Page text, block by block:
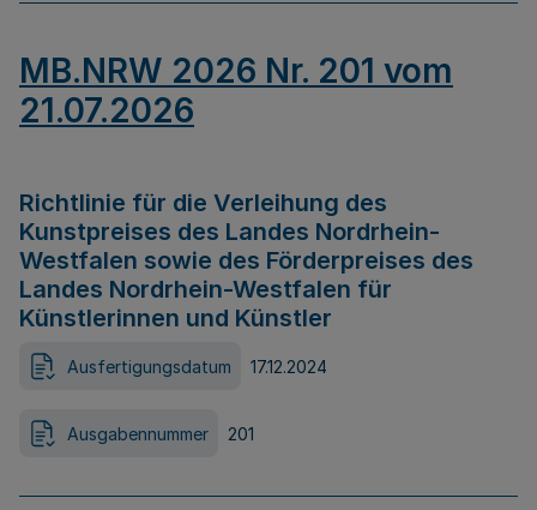
MB.NRW 2026 Nr. 201 vom
21.07.2026
Richtlinie für die Verleihung des
Kunstpreises des Landes Nordrhein-
Westfalen sowie des Förderpreises des
Landes Nordrhein-Westfalen für
Künstlerinnen und Künstler
Ausfertigungsdatum 17.12.2024
Ausgabennummer 201